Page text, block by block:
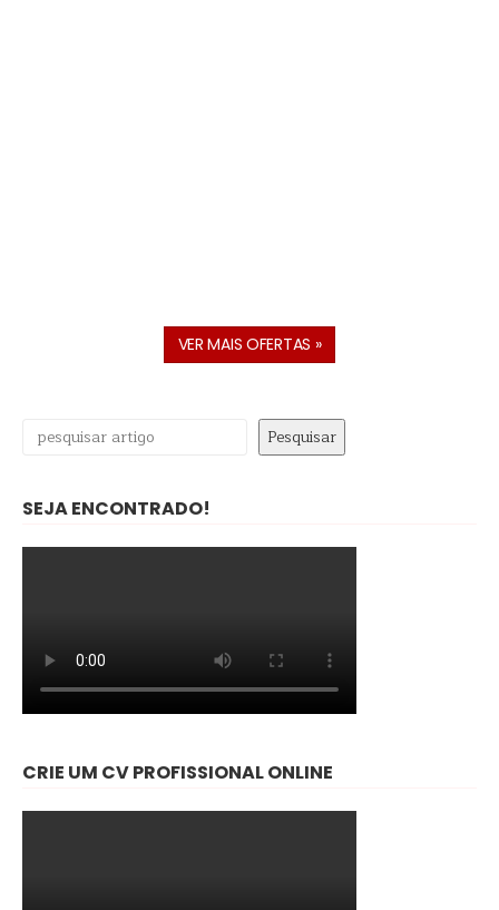
VER MAIS OFERTAS »
Pesquisar Pesquisar
SEJA ENCONTRADO!
CRIE UM CV PROFISSIONAL ONLINE